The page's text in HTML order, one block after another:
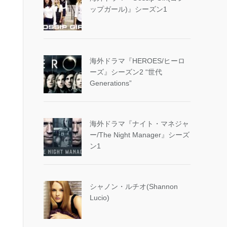
ップガール)』シーズン1
海外ドラマ『HEROES/ヒーロ
ーズ』シーズン2 “世代
Generations”
海外ドラマ『ナイト・マネジャ
ー/The Night Manager』シーズ
ン1
シャノン・ルチオ(Shannon
Lucio)